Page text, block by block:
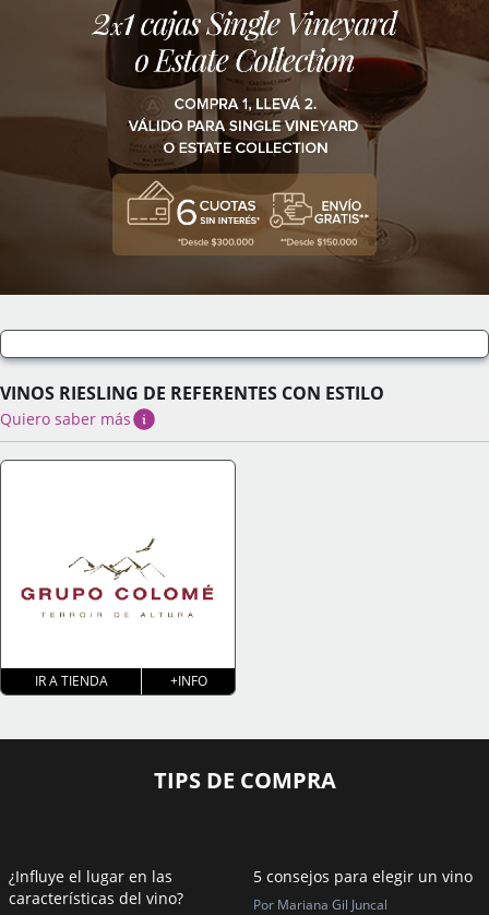
VINOS RIESLING DE REFERENTES CON ESTILO
Quiero saber más
IR A TIENDA +INFO
TIPS DE COMPRA
¿Influye el lugar en las
características del vino?
5 consejos para elegir un vino
Por Mariana Gil Juncal